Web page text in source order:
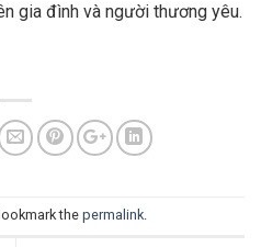
gia đình và người thương yêu.
the permalink.